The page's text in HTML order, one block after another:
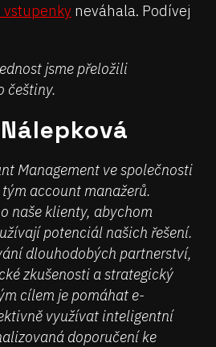
neváhala. Podívej
jsme přeložili
češtiny.
Management ve společnosti
account manažerů.
naše klienty, abychom
potenciál našich řešení.
dlouhodobých partnerství,
zkušenosti a strategický
cílem je pomáhat e-
využívat inteligentní
doporučení ke